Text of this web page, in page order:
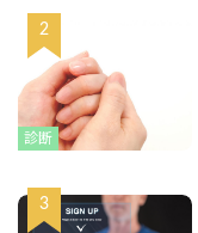
診断